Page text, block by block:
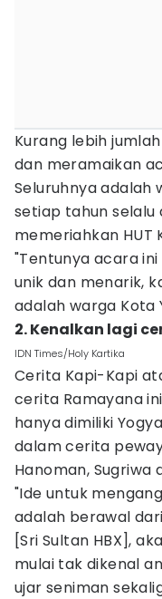
Kurang lebih
dan meramaikan
Seluruhnya adalah
setiap tahun
memeriahkan HUT
"Tentunya acara
unik dan menarik,
adalah warga Kota
2. Kenalkan lagi
IDN Times/Holy Kartika
Cerita Kapi-Kapi
cerita Ramayana
hanya dimiliki
dalam cerita
Hanoman, Sugriwa
"Ide untuk
adalah berawal
[Sri Sultan HBX],
mulai tak dikenal
ujar seniman